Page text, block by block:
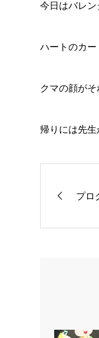
今日はバレン
ハートのカー
クマの顔が
帰りには先
プロ